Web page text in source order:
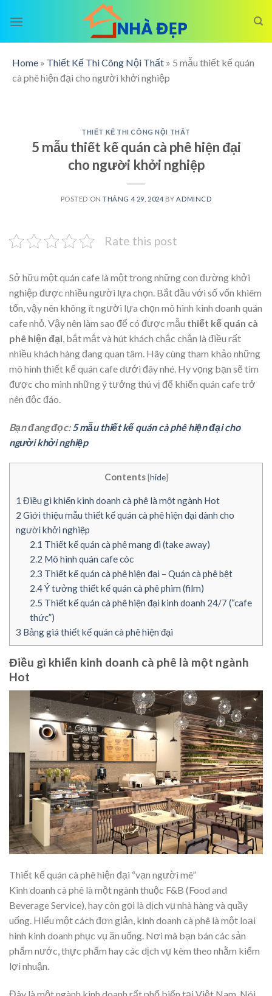
Home » Thiết Kế Thi Công Nội Thất » 5 mẫu thiết kế quán
cà phê hiện đại cho người khởi nghiệp
THIẾT KẾ THI CÔNG NỘI THẤT
5 mẫu thiết kế quán cà phê hiện đại
cho người khởi nghiệp
POSTED ONTHÁNG 4 29, 2024 BYADMINCD
Rate this post
Sở hữu một quán cafe là một trong những con đường khởi
nghiệp được nhiều người lựa chọn. Bắt đầu với số vốn khiêm
tốn, vậy nên không ít người lựa chọn mô hình kinh doanh quán
cafe nhỏ. Vậy nên làm sao để có được mẫu thiết kế quán cà
phê hiện đại, bắt mắt và hút khách chắc chắn là điều rất
nhiều khách hàng đang quan tâm. Hãy cùng tham khảo những
mô hình thiết kế quán cafe dưới đây nhé. Hy vọng bạn sẽ tìm
được cho mình những ý tưởng thú vị để khiến quán cafe trở
nên độc đáo.
Bạn đang đọc:5 mẫu thiết kế quán cà phê hiện đại cho
người khởi nghiệp
Contents [hide]
1 Điều gì khiến kinh doanh cà phê là một ngành Hot
2 Giới thiệu mẫu thiết kế quán cà phê hiện đại dành cho
người khởi nghiệp
2.1 Thiết kế quán cà phê mang đi (take away)
2.2 Mô hình quán cafe cóc
2.3 Thiết kế quán cà phê hiện đại – Quán cà phê bệt
2.4Ý tưởng thiết kế quán cà phê phim (film)
2.5 Thiết kế quán cà phê hiện đại kinh doanh 24/7 (“cafe
thức”)
3 Bảng giá thiết kế quán cà phê hiện đại
Điều gì khiến kinh doanh cà phê là một ngành
Hot
Thiết kế quán cà phê hiện đại “vạn người mê”
Kinh doanh cà phê là một ngành thuộc F&B (Food and
Beverage Service), hay còn gọi là dịch vụ nhà hàng và quầy
uống. Hiểu một cách đơn giản, kinh doanh cà phê là một loại
hình kinh doanh phục vụ ăn uống. Nơi mà bạn bán các sản
phẩm nước, thực phẩm hay các dịch vụ kèm theo nhằm kiếm
lợi nhuận.